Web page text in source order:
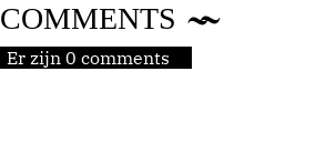
COMMENTS
Er zijn 0 comments